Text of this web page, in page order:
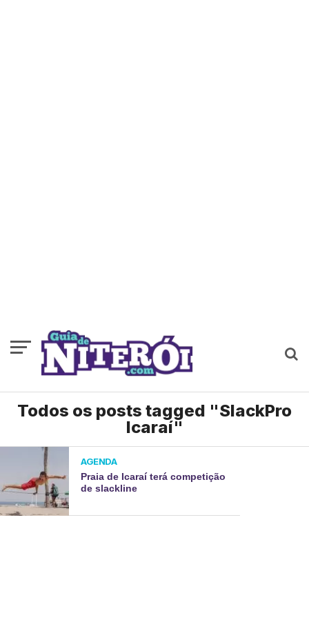
Todos os posts tagged "SlackPro
Icaraí"
AGENDA
Praia de Icaraí terá competição
de slackline